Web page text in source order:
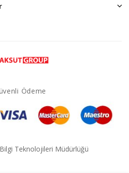
Ödeme
Teknolojileri Müdürlüğü